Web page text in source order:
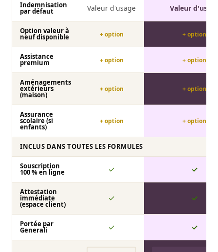
Indemnisation
par défaut Valeur d'usage Valeur
Option valeur à
neuf disponible + option + option
Assistance
premium + option + option
Aménagements
extérieurs
(maison)
+ option + option
Assurance
scolaire (si
enfants)
+ option + option
INCLUS DANS TOUTES LES FORMULES
Souscription
100 % en ligne ✓ ✓
Attestation
immédiate
(espace client)
✓ ✓
Portée par
Generali ✓ ✓